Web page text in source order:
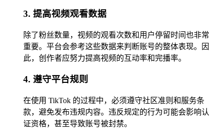
3. 提高视频观看数据
除了粉丝数量，视频的观看次数和用户停留时间也非常
重要。平台会参考这些数据来判断账号的整体表现。因
此，创作者应努力提高视频的互动率和完播率。
4. 遵守平台规则
在使用 TikTok 的过程中，必须遵守社区准则和服务条
款，避免发布违规内容。违反规定的行为可能会影响认
证资格，甚至导致账号被封禁。